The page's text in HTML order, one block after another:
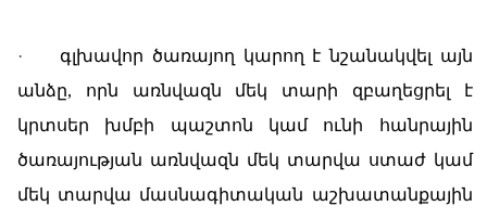
·
գլխավոր ծառայող կարող է նշանակվել այն
անձը, որն առնվազն մեկ տարի զբաղեցրել է
կրտսեր խմբի պաշտոն կամ ունի հանրային
ծառայության առնվազն մեկ տարվա ստաժ կամ
մեկ տարվա մասնագիտական աշխատանքային